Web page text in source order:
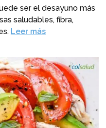
ser el desayuno más
saludables, fibra,
Leer más